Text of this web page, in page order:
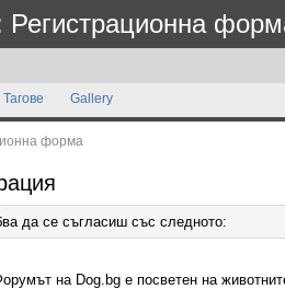
Регистрационна
Тагове Gallery
форма
да се съгласиш със следното:
на Dog.bg е посветен на